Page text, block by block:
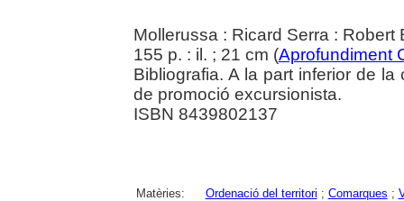
Mollerussa : Ricard Serra : Robert
155 p. : il. ; 21 cm (Aprofundiment
Bibliografia. A la part inferior de
de promoció excursionista.
ISBN 8439802137
Matèries: Ordenació del territori ; Comarques ;